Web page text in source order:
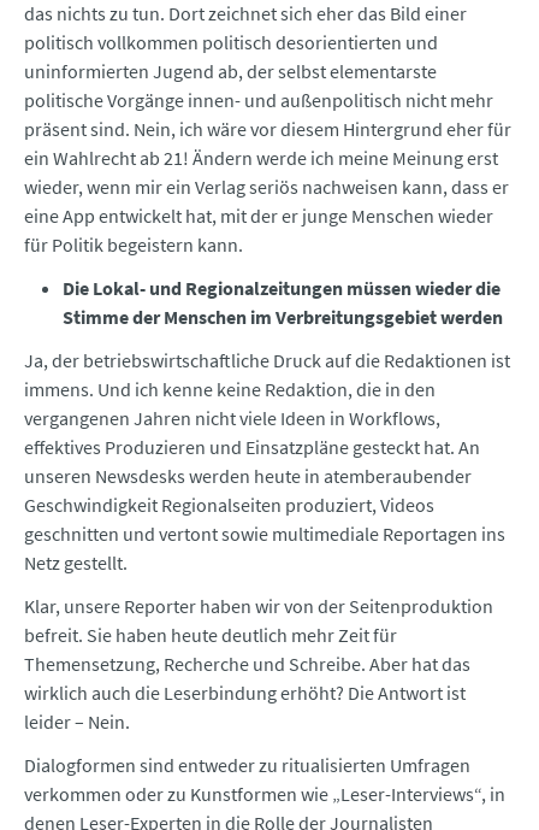
das nichts zu tun. Dort zeichnet sich eher das Bild einer
politisch vollkommen politisch desorientierten und
uninformierten Jugend ab, der selbst elementarste
politische Vorgänge innen- und außenpolitisch nicht mehr
präsent sind. Nein, ich wäre vor diesem Hintergrund eher für
ein Wahlrecht ab 21! Ändern werde ich meine Meinung erst
wieder, wenn mir ein Verlag seriös nachweisen kann, dass er
eine App entwickelt hat, mit der er junge Menschen wieder
für Politik begeistern kann.
Die Lokal- und Regionalzeitungen müssen wieder die
Stimme der Menschen im Verbreitungsgebiet werden
Ja, der betriebswirtschaftliche Druck auf die Redaktionen ist
immens. Und ich kenne keine Redaktion, die in den
vergangenen Jahren nicht viele Ideen in Workflows,
effektives Produzieren und Einsatzpläne gesteckt hat. An
unseren Newsdesks werden heute in atemberaubender
Geschwindigkeit Regionalseiten produziert, Videos
geschnitten und vertont sowie multimediale Reportagen ins
Netz gestellt.
Klar, unsere Reporter haben wir von der Seitenproduktion
befreit. Sie haben heute deutlich mehr Zeit für
Themensetzung, Recherche und Schreibe. Aber hat das
wirklich auch die Leserbindung erhöht? Die Antwort ist
leider – Nein.
Dialogformen sind entweder zu ritualisierten Umfragen
verkommen oder zu Kunstformen wie „Leser-Interviews“, in
denen Leser-Experten in die Rolle der Journalisten